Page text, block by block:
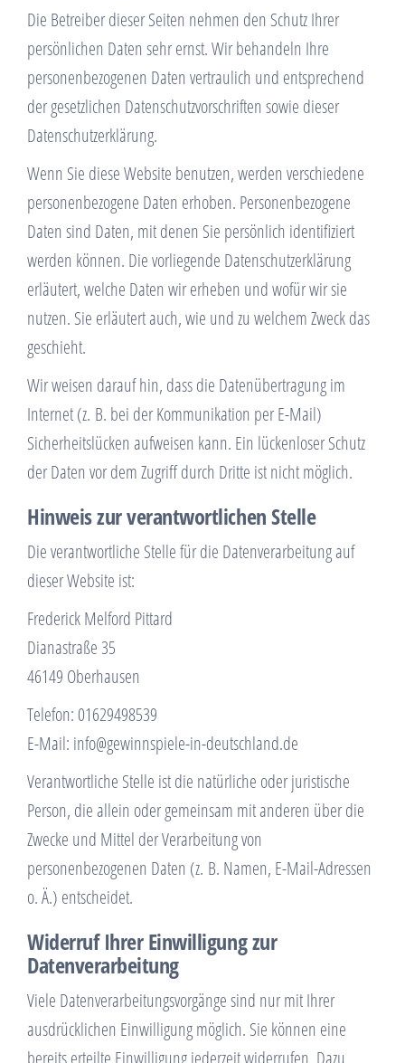
Die Betreiber dieser Seiten nehmen den Schutz Ihrer
persönlichen Daten sehr ernst. Wir behandeln Ihre
personenbezogenen Daten vertraulich und entsprechend
der gesetzlichen Datenschutzvorschriften sowie dieser
Datenschutzerklärung.
Wenn Sie diese Website benutzen, werden verschiedene
personenbezogene Daten erhoben. Personenbezogene
Daten sind Daten, mit denen Sie persönlich identifiziert
werden können. Die vorliegende Datenschutzerklärung
erläutert, welche Daten wir erheben und wofür wir sie
nutzen. Sie erläutert auch, wie und zu welchem Zweck das
geschieht.
Wir weisen darauf hin, dass die Datenübertragung im
Internet (z. B. bei der Kommunikation per E-Mail)
Sicherheitslücken aufweisen kann. Ein lückenloser Schutz
der Daten vor dem Zugriff durch Dritte ist nicht möglich.
Hinweis zur verantwortlichen Stelle
Die verantwortliche Stelle für die Datenverarbeitung auf
dieser Website ist:
Frederick Melford Pittard
Dianastraße 35
46149 Oberhausen
Telefon: 01629498539
E-Mail: info@gewinnspiele-in-deutschland.de
Verantwortliche Stelle ist die natürliche oder juristische
Person, die allein oder gemeinsam mit anderen über die
Zwecke und Mittel der Verarbeitung von
personenbezogenen Daten (z. B. Namen, E-Mail-Adressen
o. Ä.) entscheidet.
Widerruf Ihrer Einwilligung zur
Datenverarbeitung
Viele Datenverarbeitungsvorgänge sind nur mit Ihrer
ausdrücklichen Einwilligung möglich. Sie können eine
bereits erteilte Einwilligung jederzeit widerrufen. Dazu